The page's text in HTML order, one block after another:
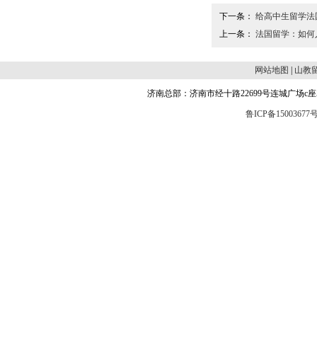
下一条： 给高中生留学法
上一条： 法国留学：如
网站地图 山教
济南总部：济南市经十路22699号连城广场c
鲁ICP备15003677